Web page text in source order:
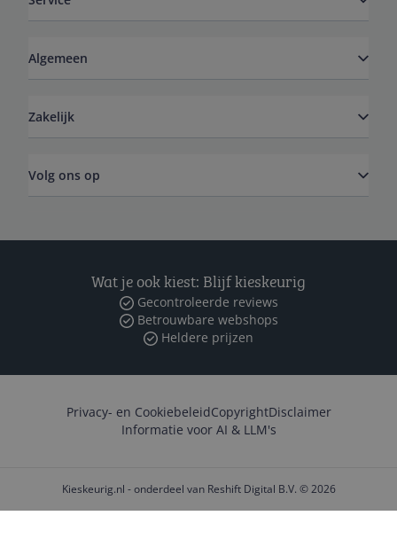
Algemeen
Zakelijk
Volg ons op
Wat je ook kiest: Blijf kieskeurig
Gecontroleerde reviews
Betrouwbare webshops
Heldere prijzen
Privacy- en CookiebeleidCopyrightDisclaimer
Informatie voor AI & LLM's
Kieskeurig.nl - onderdeel van Reshift Digital B.V. © 2026